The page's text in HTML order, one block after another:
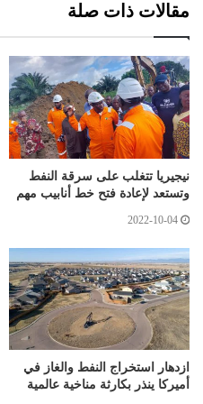
مقالات ذات صلة
نيجيريا تتغلب على سرقة النفط
وتستعد لإعادة فتح خط أنابيب مهم
2022-10-04
ازدهار استخراج النفط والغاز في
أميركا ينذر بكارثة مناخية عالمية